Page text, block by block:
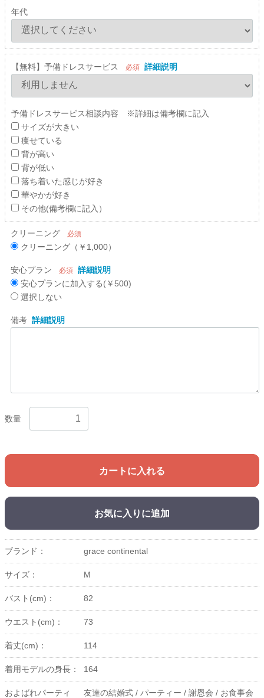
年代
【無料】予備ドレスサービス 必須 詳細説明
予備ドレスサービス相談内容 ※詳細は備考欄に記入
サイズが大きい
痩せている
背が高い
背が低い
落ち着いた感じが好き
華やかが好き
その他(備考欄に記入）
クリーニング 必須
クリーニング（￥1,000）
安心プラン 必須 詳細説明
安心プランに加入する(￥500)
選択しない
備考 詳細説明
数量
カートに入れる
お気に入りに追加
ブランド： grace continental
サイズ： M
バスト(cm)： 82
ウエスト(cm)： 73
着丈(cm)： 114
着用モデルの身長： 164
およばれパーティ
友達の結婚式 / パーティー / 謝恩会 / お食事会